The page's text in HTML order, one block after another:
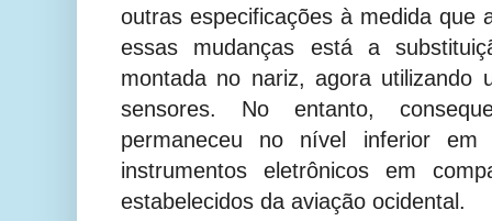
outras especificações à medida que
essas mudanças está a
montada no nariz, agora utilizando
sensores. No entanto,
permaneceu no nível inferior
instrumentos eletrônicos em
estabelecidos da aviação ocidental.